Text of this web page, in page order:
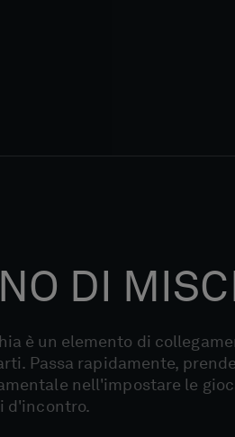
DI
è un elemento di
Passa rapidamente,
nell'impostare le
d'incontro.